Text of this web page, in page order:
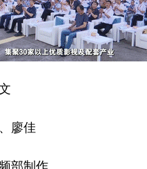
廖佳
部制作